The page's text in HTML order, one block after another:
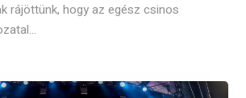
rájöttünk, hogy az egész csinos